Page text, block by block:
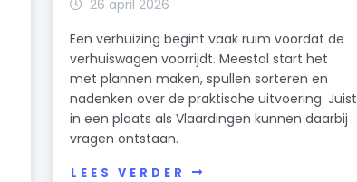
26 april 2026
Een verhuizing begint vaak ruim voordat de
verhuiswagen voorrijdt. Meestal start het
met plannen maken, spullen sorteren en
nadenken over de praktische uitvoering. Juist
in een plaats als Vlaardingen kunnen daarbij
vragen ontstaan.
LEES VERDER